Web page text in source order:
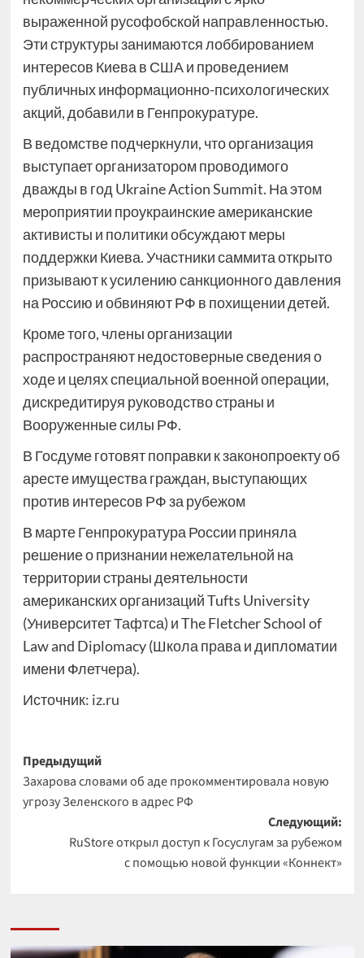
выраженной русофобской направленностью.
Эти структуры занимаются лоббированием
интересов Киева в США и проведением
публичных информационно-психологических
акций, добавили в Генпрокуратуре.
В ведомстве подчеркнули, что организация
выступает организатором проводимого
дважды в год Ukraine Action Summit. На этом
мероприятии проукраинские американские
активисты и политики обсуждают меры
поддержки Киева. Участники саммита открыто
призывают к усилению санкционного давления
на Россию и обвиняют РФ в похищении детей.
Кроме того, члены организации
распространяют недостоверные сведения о
ходе и целях специальной военной операции,
дискредитируя руководство страны и
Вооруженные силы РФ.
В Госдуме готовят поправки к законопроекту об
аресте имущества граждан, выступающих
против интересов РФ за рубежом
В марте Генпрокуратура России приняла
решение о признании нежелательной на
территории страны деятельности
американских организаций Tufts University
(Университет Тафтса) и The Fletcher School of
Law and Diplomacy (Школа права и дипломатии
имени Флетчера).
Источник: iz.ru
Навигация
записи
Предыдущий
Захарова словами об аде прокомментировала новую
угрозу Зеленского в адрес РФ
Следующий:
RuStore открыл доступ к Госуслугам за рубежом
с помощью новой функции «Коннект»